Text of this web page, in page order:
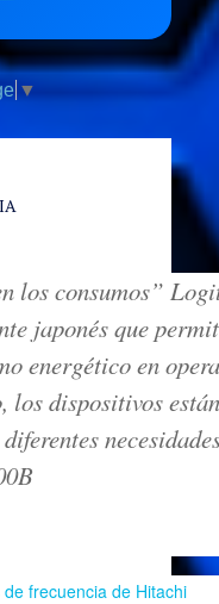
▼
los consumos”
japonés que
energético en
los dispositivos